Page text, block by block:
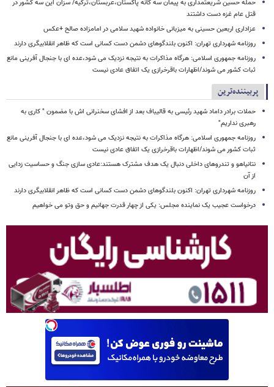
حمله حسین شریعتمداری به پیمان سه گانه پاکستان،عربستان،ترکیه/ سزان این سه کشور در
قتل عام غزه دست داشتند
عزاداری اربعین حسینی به میزبانی خانواده شهید سلامی در امامزاده صالح +عکس
روزنامه شهرداری تهران: اکنون بلندگوهای دشمن دست کسانی است که ظاهر انقلابیگری دارند
روزنامه جمهوری اسلامی: هرگاه مذاکرات به نتیجه نزدیک می شود،عده ای با جنجال آفرینی مانع
ثبات کشور می شوند/اظهارات باقرخرازی یک اتفاق عادی نیست
پربیننده‌ترین
حملات برادر داماد شهید رئیسی به قالیباف بعد از افشای سخنرانی اش با مضمون " کاری به
رهبری نداریم"
روزنامه جمهوری اسلامی: هرگاه مذاکرات به نتیجه نزدیک می شود،عده ای با جنجال آفرینی مانع
ثبات کشور می شوند/اظهارات باقرخرازی یک اتفاق عادی نیست
نتانیاهو و تندروهای داخلی دنبال یک هدف مشترک هستند:عادی سازی جنگ و حساسیت زدایی
از آن
روزنامه شهرداری تهران: اکنون بلندگوهای دشمن دست کسانی است که ظاهر انقلابیگری دارند
درخواست عجیب یک نماینده مجلس: یکی از چهار قدرت جهانیم و حق وتو می خواهیم